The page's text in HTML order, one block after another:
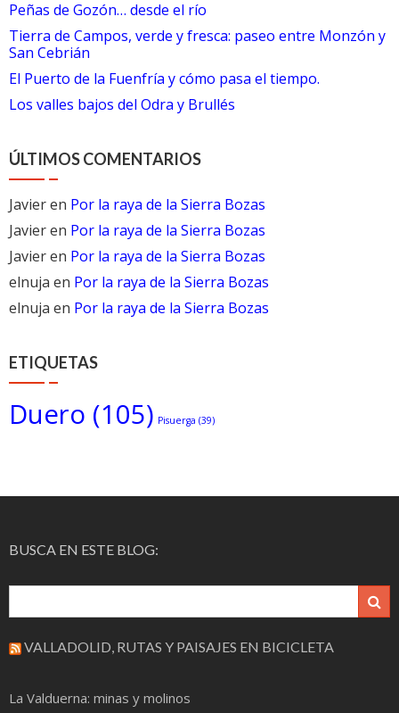
Peñas de Gozón… desde el río
Tierra de Campos, verde y fresca: paseo entre Monzón y
San Cebrián
El Puerto de la Fuenfría y cómo pasa el tiempo.
Los valles bajos del Odra y Brullés
ÚLTIMOS COMENTARIOS
Javieren Por la raya de la Sierra Bozas
Javieren Por la raya de la Sierra Bozas
Javieren Por la raya de la Sierra Bozas
elnuja en Por la raya de la Sierra Bozas
elnuja en Por la raya de la Sierra Bozas
ETIQUETAS
Duero (105) Pisuerga (39)
BUSCA EN ESTE BLOG:
VALLADOLID, RUTAS Y PAISAJES EN BICICLETA
La Valduerna: minas y molinos